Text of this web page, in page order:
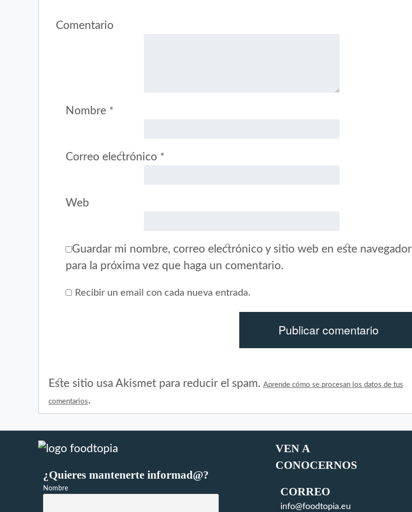
Comentario
Nombre *
Correo electrónico *
Web
Guardar mi nombre, correo electrónico y sitio web en este navegador
para la próxima vez que haga un comentario.
Recibir un email con cada nueva entrada.
Este sitio usa Akismet para reducir el spam. Aprende cómo se procesan los datos de tus
comentarios.
¿Quieres mantenerte informad@?
Nombre
VEN A
CONOCERNOS
CORREO
info@foodtopia.eu